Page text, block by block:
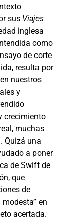
sus Viajes
inglesa
como
de corte
resulta por
nuestros
y
crecimiento
muchas
Quizá una
a poner
de Swift de
que
de
en
acertada.